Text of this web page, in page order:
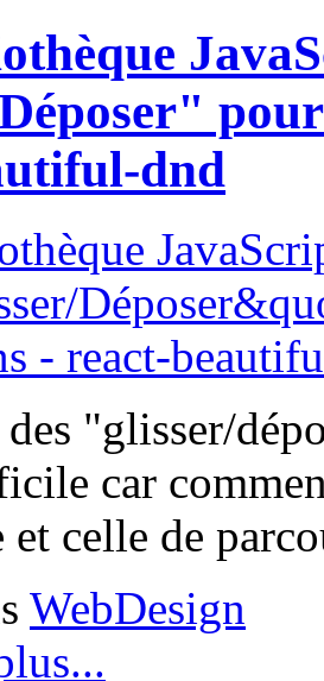
dnd
"glisser/
car
et celle de
WebDesign